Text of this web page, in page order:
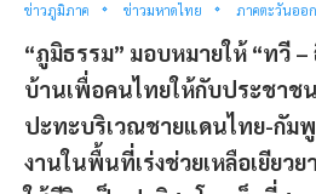
ข่าวภูมิภาค ข่าวมหาดไทย ภาคตะวันออ
“ภูมิธรรม” มอบหมายให้ “ทวี
บ้านเพื่อคนไทยให้กับประชาช
ปะทะบริเวณชายแดนไทย-กัม
งานในพื้นที่เร่งช่วยเหลือเยียว